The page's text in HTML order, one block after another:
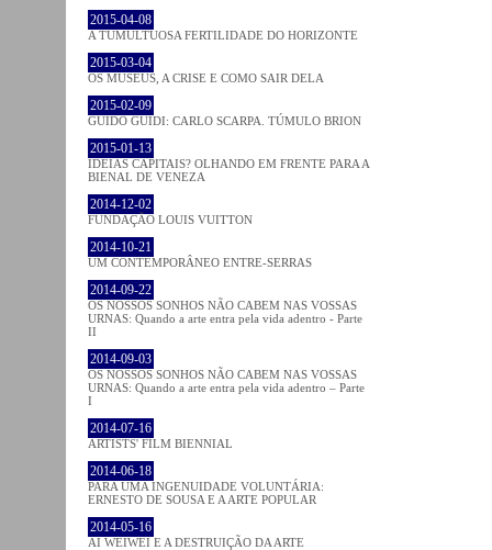
2015-04-08
A TUMULTUOSA FERTILIDADE DO HORIZONTE
2015-03-04
OS MUSEUS, A CRISE E COMO SAIR DELA
2015-02-09
GUIDO GUIDI: CARLO SCARPA. TÚMULO BRION
2015-01-13
IDEIAS CAPITAIS? OLHANDO EM FRENTE PARA A
BIENAL DE VENEZA
2014-12-02
FUNDAÇÃO LOUIS VUITTON
2014-10-21
UM CONTEMPORÂNEO ENTRE-SERRAS
2014-09-22
OS NOSSOS SONHOS NÃO CABEM NAS VOSSAS
URNAS: Quando a arte entra pela vida adentro - Parte
II
2014-09-03
OS NOSSOS SONHOS NÃO CABEM NAS VOSSAS
URNAS: Quando a arte entra pela vida adentro – Parte
I
2014-07-16
ARTISTS' FILM BIENNIAL
2014-06-18
PARA UMA INGENUIDADE VOLUNTÁRIA:
ERNESTO DE SOUSA E A ARTE POPULAR
2014-05-16
AI WEIWEI E A DESTRUIÇÃO DA ARTE